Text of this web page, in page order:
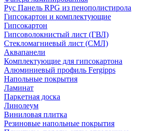
Рус Панель RPG из пенополистирола
Гипсокартон и комплектующие
Гипсокартон
Гипсоволокнистый лист (ГВЛ)
Стекломагниевый лист (СМЛ)
Аквапанели
Комплектующие для гипсокартона
Алюминиевый профиль Fergipps
Напольные покрытия
Ламинат
Паркетная доска
Линолеум
Виниловая плитка
Резиновые напольные покрытия